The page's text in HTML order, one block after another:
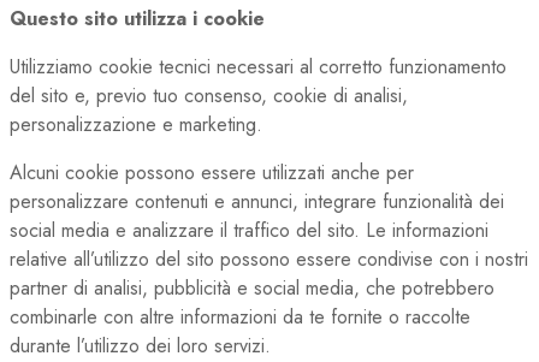
Questo sito utilizza i cookie
Utilizziamo cookie tecnici necessari al corretto funzionamento
del sito e, previo tuo consenso, cookie di analisi,
personalizzazione e marketing.
Alcuni cookie possono essere utilizzati anche per
personalizzare contenuti e annunci, integrare funzionalità dei
social media e analizzare il traffico del sito. Le informazioni
relative all’utilizzo del sito possono essere condivise con i nostri
partner di analisi, pubblicità e social media, che potrebbero
combinarle con altre informazioni da te fornite o raccolte
durante l’utilizzo dei loro servizi.